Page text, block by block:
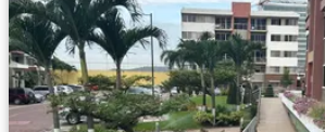
Electricidad
Conserje Cancha de tenis
Sin amoblar